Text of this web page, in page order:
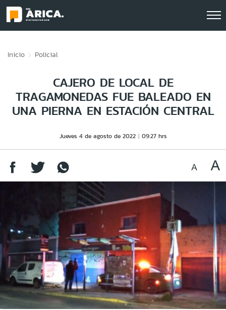
Inicio Policial
CAJERO DE LOCAL DE
TRAGAMONEDAS FUE BALEADO EN
UNA PIERNA EN ESTACIÓN CENTRAL
Jueves 4 de agosto de 2022 09:27 hrs